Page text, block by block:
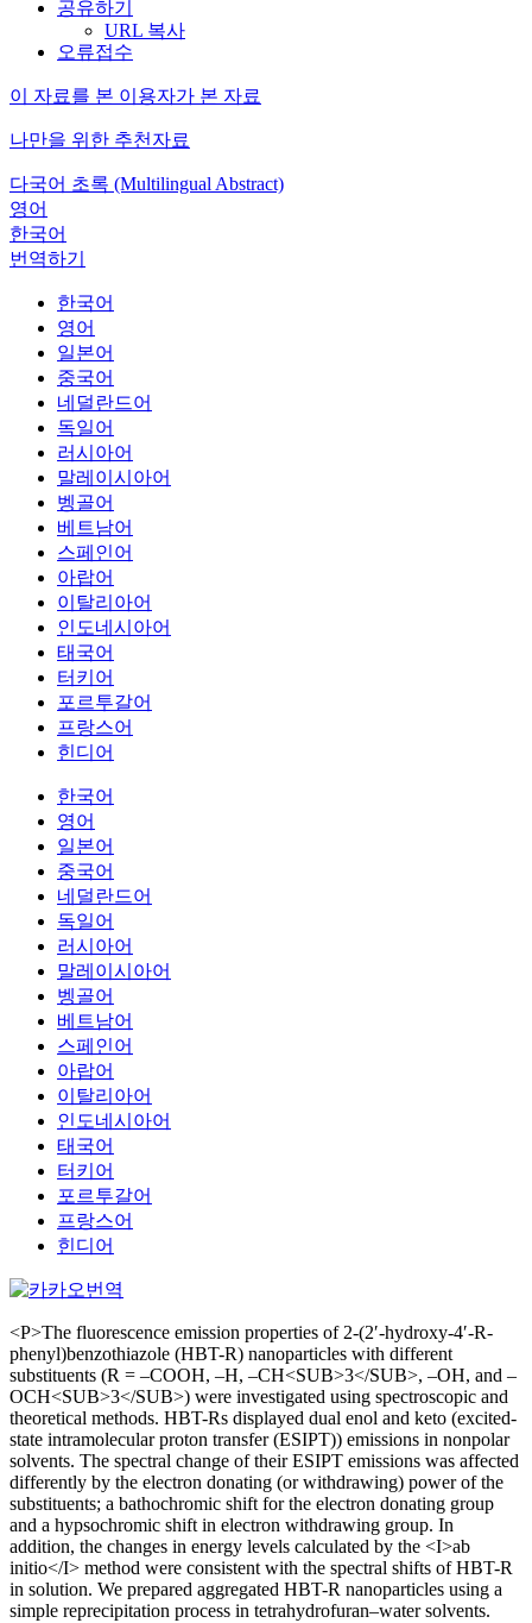
공유하기
URL 복사
오류접수
이 자료를 본 이용자가 본 자료
나만을 위한 추천자료
다국어 초록 (Multilingual Abstract)
영어
한국어
번역하기
한국어
영어
일본어
중국어
네덜란드어
독일어
러시아어
말레이시아어
벵골어
베트남어
스페인어
아랍어
이탈리아어
인도네시아어
태국어
터키어
포르투갈어
프랑스어
힌디어
한국어
영어
일본어
중국어
네덜란드어
독일어
러시아어
말레이시아어
벵골어
베트남어
스페인어
아랍어
이탈리아어
인도네시아어
태국어
터키어
포르투갈어
프랑스어
힌디어
<P>The fluorescence emission properties of 2-(2′-hydroxy-4′-R-
phenyl)benzothiazole (HBT-R) nanoparticles with different
substituents (R = –COOH, –H, –CH<SUB>3</SUB>, –OH, and –
OCH<SUB>3</SUB>) were investigated using spectroscopic and
theoretical methods. HBT-Rs displayed dual enol and keto (excited-
state intramolecular proton transfer (ESIPT)) emissions in nonpolar
solvents. The spectral change of their ESIPT emissions was affected
differently by the electron donating (or withdrawing) power of the
substituents; a bathochromic shift for the electron donating group
and a hypsochromic shift in electron withdrawing group. In
addition, the changes in energy levels calculated by the <I>ab
initio</I> method were consistent with the spectral shifts of HBT-R
in solution. We prepared aggregated HBT-R nanoparticles using a
simple reprecipitation process in tetrahydrofuran–water solvents.